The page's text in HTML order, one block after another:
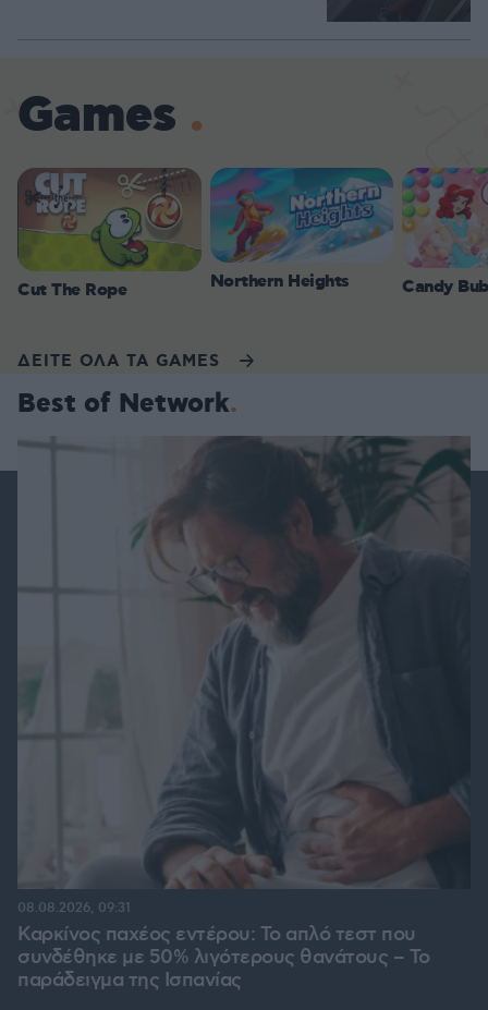
Games
Cut The Rope Northern Heights Candy
ΔΕΙΤΕ ΟΛΑ ΤΑ GAMES
Best of Network
Καρκίνος παχέος εντέρου: Το απλό τεστ που
συνδέθηκε με 50% λιγότερους θανάτους – Το
παράδειγμα της Ισπανίας
08.08.2026, 09:31